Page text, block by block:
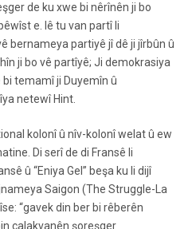
de ku xwe bi nêrînên ji bo
e. lê tu van partî li
bernameya partiyê jî dê ji jîrbûn û
ji bo vê partîyê; Ji demokrasiya
temamî ji Duyemîn û
netewî Hint.
kolonî û nîv-kolonî welat û ew
Di serî de di Fransê li
û “Eniya Gel” beşa ku li dijî
Saigon (The Struggle-La
“gavek din ber bi rêberên
çalakvanên şoreşger